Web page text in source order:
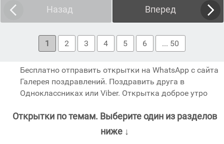
Назад Вперед
1 2 3 4 5 6 ... 50
Бесплатно отправить открытки на WhatsApp с сайта
Галерея поздравлений. Поздравить друга в
Одноклассниках или Viber. Открытка доброе утро
Открытки по темам. Выберите один из разделов
ниже ↓